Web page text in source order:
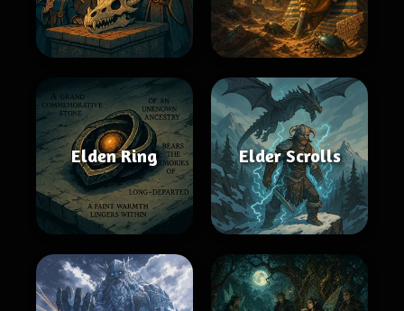
Elden Ring Elder Scrolls